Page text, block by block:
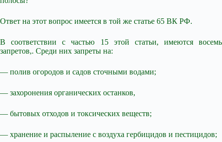
Ответ на этот вопрос имеется в той же статье 65 ВК РФ.
В соответствии с частью 15 этой статьи, имеются восемь
запретов,. Среди них запреты на:
— полив огородов и садов сточными водами;
— захоронения органических останков,
— бытовых отходов и токсических веществ;
— хранение и распыление с воздуха гербицидов и пестицидов;